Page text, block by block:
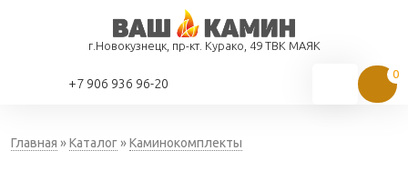
г.Новокузнецк, пр-кт. Курако, 49 ТВК МАЯК
+7 906 936 96-20
Главная »Каталог»Каминокомплекты